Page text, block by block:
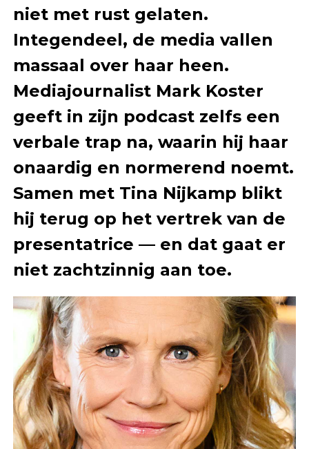
niet met rust gelaten.
Integendeel, de media vallen
massaal over haar heen.
Mediajournalist Mark Koster
geeft in zijn podcast zelfs een
verbale trap na, waarin hij haar
onaardig en normerend noemt.
Samen met Tina Nijkamp blikt
hij terug op het vertrek van de
presentatrice — en dat gaat er
niet zachtzinnig aan toe.